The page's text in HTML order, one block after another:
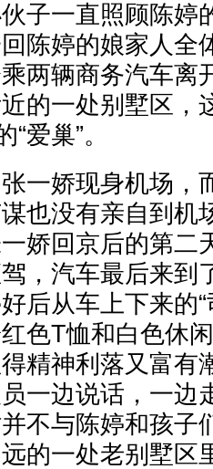
子一直照顾陈婷
陈婷的娘家人全
两辆商务汽车离
的一处别墅区，
爱巢”。
娇现身机场，
也没有亲自到机
娇回京后的第二
，汽车最后来到
后从车上下来的
色T恤和白色休
精神利落又富有
一边说话，一边
不与陈婷和孩子
的一处老别墅区